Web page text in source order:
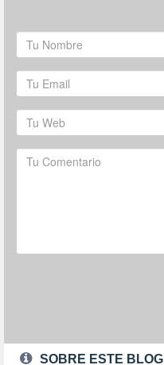
SOBRE ESTE BLOG